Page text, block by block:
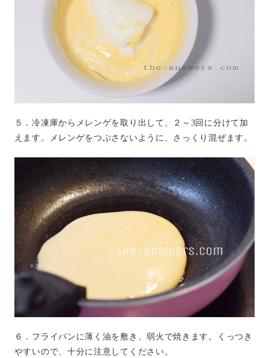
５．冷凍庫からメレンゲを取り出して、２～3回に分けて加
えます。メレンゲをつぶさないように、さっくり混ぜます。
６．フライパンに薄く油を敷き、弱火で焼きます。くっつき
やすいので、十分に注意してください。